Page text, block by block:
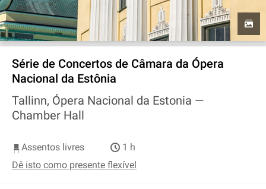
Série de Concertos de Câmara da Ópera
Nacional da Estônia
Tallinn, Ópera Nacional da Estonia —
Chamber Hall
Assentos livres
1 h
Dê isto como presente flexível